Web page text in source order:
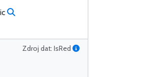
Zdroj dat: IsRed